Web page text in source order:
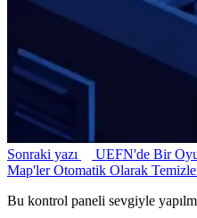
Sonraki yazı
UEFN'de Bir
Map'ler Otomatik Olarak
Bu kontrol paneli sevgiyle